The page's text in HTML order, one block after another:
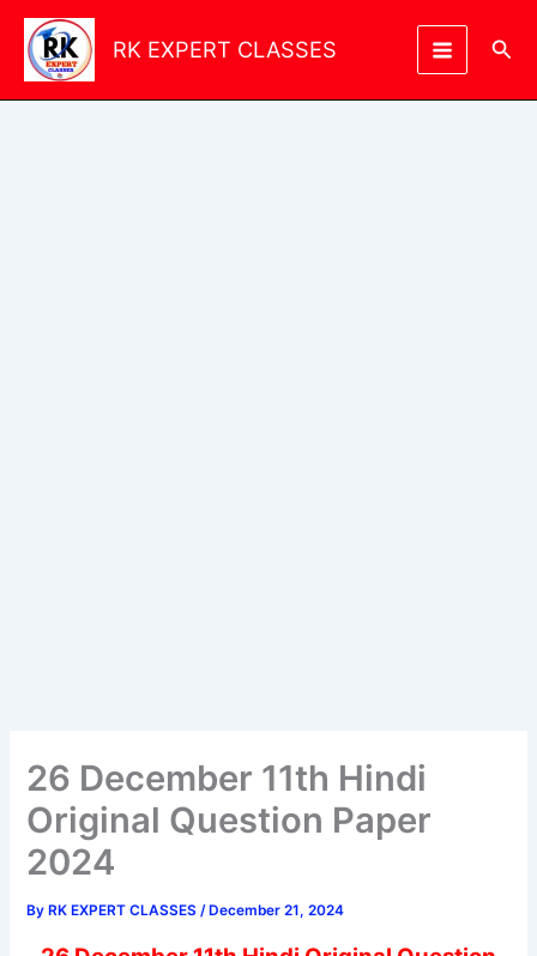
Skip
content
RK EXPERT CLASSES
26 December 11th Hindi
Original Question Paper
2024
By RK EXPERT CLASSES/ December 21, 2024